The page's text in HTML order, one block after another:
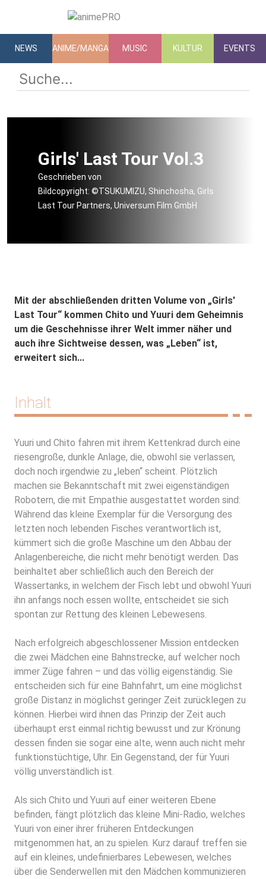
NEWS ANIME/MANGA MUSIC KULTUR EVENTS
Girls' Last Tour Vol.3
Geschrieben von
Bildcopyright: ©TSUKUMIZU, Shinchosha, Girls
Last Tour Partners, Universum Film GmbH
Mit der abschließenden dritten Volume von „Girls'
Last Tour“ kommen Chito und Yuuri dem Geheimnis
um die Geschehnisse ihrer Welt immer näher und
auch ihre Sichtweise dessen, was „Leben“ ist,
erweitert sich...
Inhalt
Yuuri und Chito fahren mit ihrem Kettenkrad durch eine
riesengroße, dunkle Anlage, die, obwohl sie verlassen,
doch noch irgendwie zu „leben“ scheint. Plötzlich
machen sie Bekanntschaft mit zwei eigenständigen
Robotern, die mit Empathie ausgestattet worden sind:
Während das kleine Exemplar für die Versorgung des
letzten noch lebenden Fisches verantwortlich ist,
kümmert sich die große Maschine um den Abbau der
Anlagenbereiche, die nicht mehr benötigt werden. Das
beinhaltet aber schließlich auch den Bereich der
Wassertanks, in welchem der Fisch lebt und obwohl Yuuri
ihn anfangs noch essen wollte, entscheidet sie sich
spontan zur Rettung des kleinen Lebewesens.
Nach erfolgreich abgeschlossener Mission entdecken
die zwei Mädchen eine Bahnstrecke, auf welcher noch
immer Züge fahren – und das völlig eigenständig. Sie
entscheiden sich für eine Bahnfahrt, um eine möglichst
große Distanz in möglichst geringer Zeit zurücklegen zu
können. Hierbei wird ihnen das Prinzip der Zeit auch
überhaupt erst einmal richtig bewusst und zur Krönung
dessen finden sie sogar eine alte, wenn auch nicht mehr
funktionstüchtige, Uhr. Ein Gegenstand, der für Yuuri
völlig unverständlich ist.
Als sich Chito und Yuuri auf einer weiteren Ebene
befinden, fängt plötzlich das kleine Mini-Radio, welches
Yuuri von einer ihrer früheren Entdeckungen
mitgenommen hat, an zu spielen. Kurz darauf treffen sie
auf ein kleines, undefinierbares Lebewesen, welches
über die Senderwellen mit den Mädchen kommunizieren